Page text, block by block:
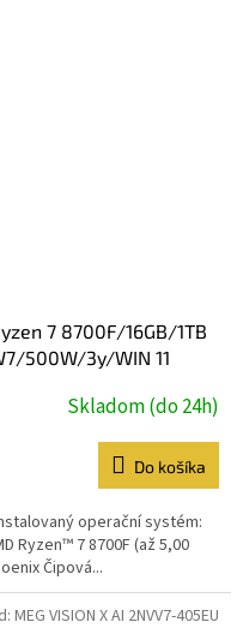
7 8700F/16GB/1TB
500W/3y/WIN 11
Skladom (do 24h)
Do košíka
operační systém:
Ryzen™ 7 8700F (až 5,00
Čipová...
MEG VISION X AI 2NVV7-405EU